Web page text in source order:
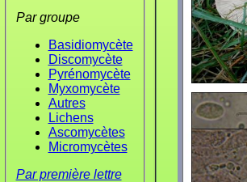
Par groupe
Basidiomycète
Discomycète
Pyrénomycète
Myxomycète
Autres
Lichens
Ascomycètes
Micromycètes
Par première lettre